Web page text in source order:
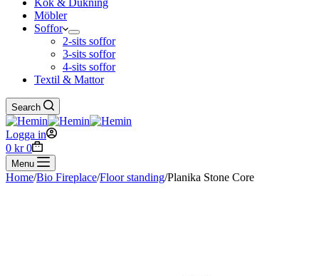
Kök & Dukning
Möbler
Soffor
2-sits soffor
3-sits soffor
4-sits soffor
Textil & Mattor
Search
Logga in
Shopping
cart
0 kr 0
Menu
Home/Bio Fireplace/Floor standing/Planika Stone Core